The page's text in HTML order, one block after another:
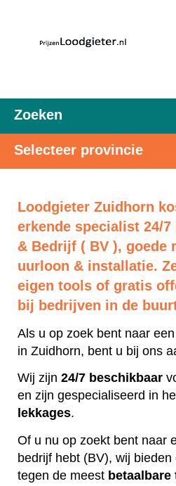
Zoeken
Selecteer provincie
Loodgieter Zuidhorn
erkende specialist 24/7
& Bedrijf ( BV ), goede
uurloon & installatie.
eigen tools of gratis
bij bedrijven in de
Als u op zoek bent naar een
in Zuidhorn, bent u bij ons
Wij zijn 24/7 beschikbaar
en zijn gespecialiseerd in
lekkages.
Of u nu op zoekt bent naar
bedrijf hebt (BV), wij bieden
tegen de meest betaalbare